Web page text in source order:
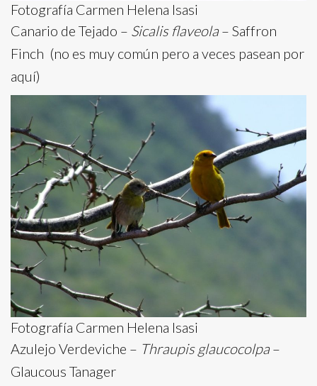
Fotografía Carmen Helena Isasi
Canario de Tejado – Sicalis flaveola – Saffron
Finch (no es muy común pero a veces pasean por
aquí)
Fotografía Carmen Helena Isasi
Azulejo Verdeviche – Thraupis glaucocolpa –
Glaucous Tanager